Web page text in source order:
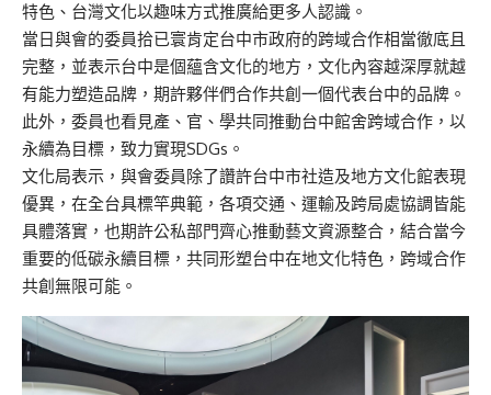
特色、台灣文化以趣味方式推廣給更多人認識。
當日與會的委員拾已寰肯定台中市政府的跨域合作相當徹底且
完整，並表示台中是個蘊含文化的地方，文化內容越深厚就越
有能力塑造品牌，期許夥伴們合作共創一個代表台中的品牌。
此外，委員也看見產、官、學共同推動台中館舍跨域合作，以
永續為目標，致力實現SDGs。
文化局表示，與會委員除了讚許台中市社造及地方文化館表現
優異，在全台具標竿典範，各項交通、運輸及跨局處協調皆能
具體落實，也期許公私部門齊心推動藝文資源整合，結合當今
重要的低碳永續目標，共同形塑台中在地文化特色，跨域合作
共創無限可能。